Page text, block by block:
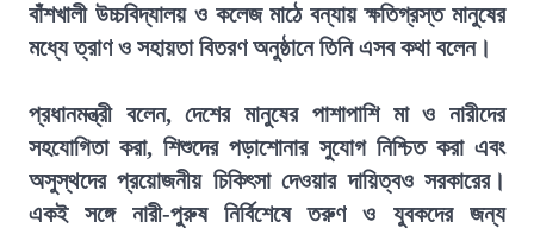
বাঁশখালী উচ্চবিদ্যালয় ও কলেজ মাঠে বন্যায় ক্ষতিগ্রস্ত মানুষের
মধ্যে ত্রাণ ও সহায়তা বিতরণ অনুষ্ঠানে তিনি এসব কথা বলেন।
প্রধানমন্ত্রী বলেন, দেশের মানুষের পাশাপাশি মা ও নারীদের
সহযোগিতা করা, শিশুদের পড়াশোনার সুযোগ নিশ্চিত করা এবং
অসুস্থদের প্রয়োজনীয় চিকিৎসা দেওয়ার দায়িত্বও সরকারের।
একই সঙ্গে নারী-পুরুষ নির্বিশেষে তরুণ ও যুবকদের জন্য